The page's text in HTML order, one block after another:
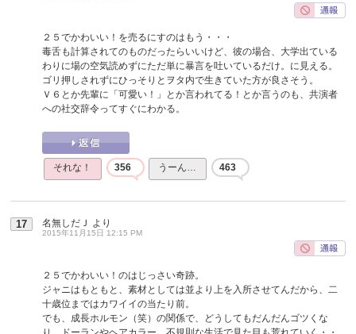
２５でかわいい！を売るにすのはもう・・・
毒舌も計算されてのものだったらいいけど、彼の場合、大学出ている
わりに場の空気読めずにただ単に暴言を吐いているだけ。に見える。
ゴリ押しされずにひっそりとヲタ内で生きていた方が良さそう。
Ｖ６とか先輩に「可愛い！」とか言われてる！とか言うのも、共演者
への社交辞令ってすぐにわかる。
それな！ 356 うーん… 463
17 名無しだＪ より
2015年11月15日 12:15 PM
２５でかわいい！のはじっさい奇跡。
ジャニはもともと、素材としては並より上を入所させてんだから、二
十歳位まではカワイイの当たり前。
でも、成長ホルモン（笑）の関係で、どうしてもだんだんゴツくな